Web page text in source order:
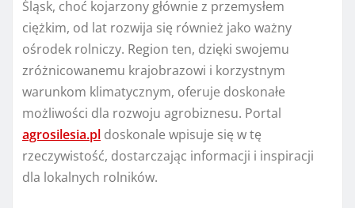
Śląsk, choć kojarzony głównie z przemysłem
ciężkim, od lat rozwija się również jako ważny
ośrodek rolniczy. Region ten, dzięki swojemu
zróżnicowanemu krajobrazowi i korzystnym
warunkom klimatycznym, oferuje doskonałe
możliwości dla rozwoju agrobiznesu. Portal
agrosilesia.pl doskonale wpisuje się w tę
rzeczywistość, dostarczając informacji i inspiracji
dla lokalnych rolników.